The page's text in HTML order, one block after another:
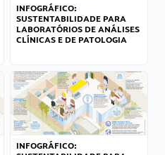
INFOGRÁFICO:
SUSTENTABILIDADE PARA
LABORATÓRIOS DE ANÁLISES
CLÍNICAS E DE PATOLOGIA
INFOGRÁFICO: